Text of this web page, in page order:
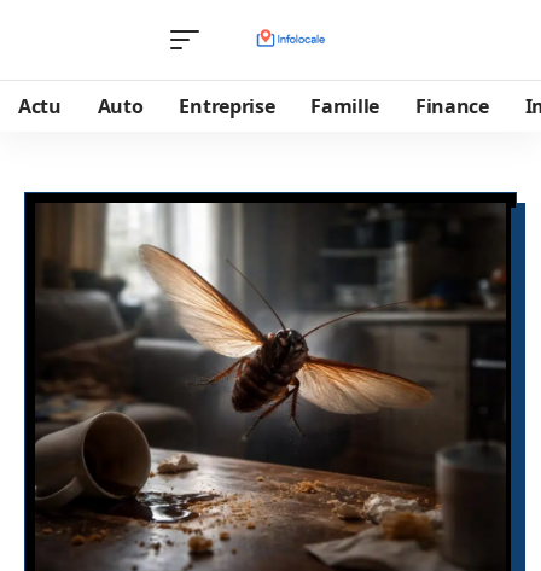
Actu Auto Entreprise Famille Finance